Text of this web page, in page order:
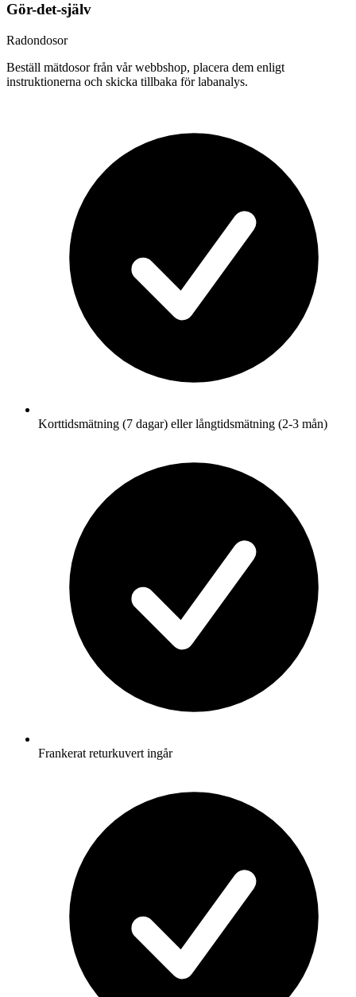
Gör-det-själv
Radondosor
Beställ mätdosor från vår webbshop, placera dem enligt
instruktionerna och skicka tillbaka för labanalys.
Korttidsmätning (7 dagar) eller långtidsmätning (2-3 mån)
Frankerat returkuvert ingår